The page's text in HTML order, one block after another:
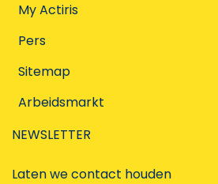
My Actiris
Pers
Sitemap
Arbeidsmarkt
NEWSLETTER
Laten we contact houden